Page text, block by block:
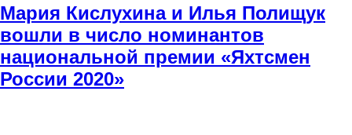
Мария Кислухина и Илья Полищук
вошли в число номинантов
национальной премии «Яхтсмен
России 2020»